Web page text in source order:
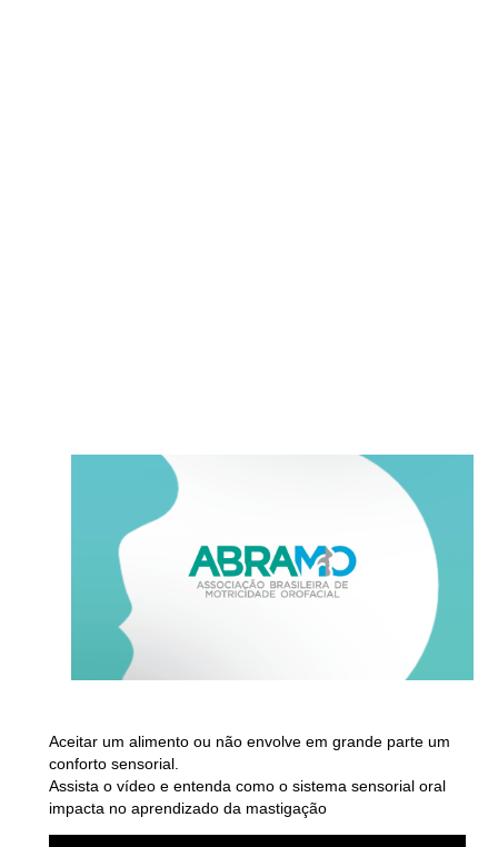
Aceitar um alimento ou não envolve em grande parte um
conforto sensorial.
Assista o vídeo e entenda como o sistema sensorial oral
impacta no aprendizado da mastigação